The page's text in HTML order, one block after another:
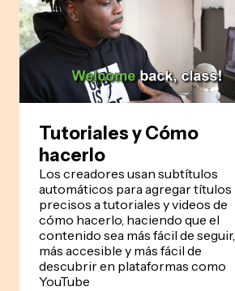
Tutoriales y Cómo
hacerlo
Los creadores usan subtítulos
automáticos para agregar títulos
precisos a tutoriales y videos de
cómo hacerlo, haciendo que el
contenido sea más fácil de seguir,
más accesible y más fácil de
descubrir en plataformas como
YouTube